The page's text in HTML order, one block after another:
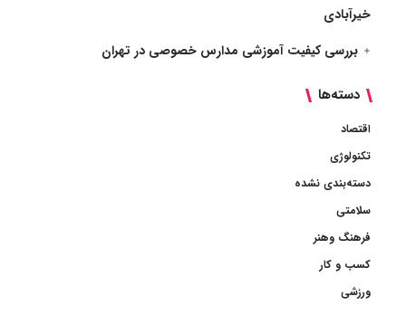
خیرآبادی
بررسی کیفیت آموزشی مدارس خصوصی در تهران
دسته‌ها
اقتصاد
تکنولوژی
دسته‌بندی نشده
سلامتی
فرهنگ وهنر
کسب و کار
ورزشی